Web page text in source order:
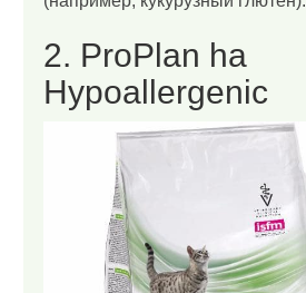
2. ProPlan ha
Hypoallergenic